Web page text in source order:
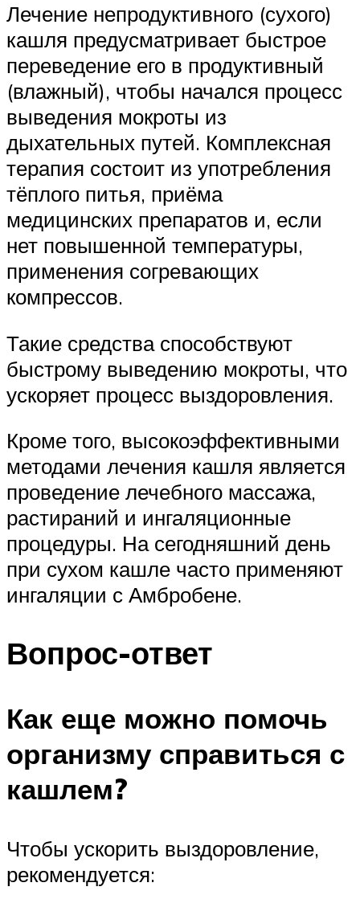
Лечение непродуктивного (сухого)
кашля предусматривает быстрое
переведение его в продуктивный
(влажный), чтобы начался процесс
выведения мокроты из
дыхательных путей. Комплексная
терапия состоит из употребления
тёплого питья, приёма
медицинских препаратов и, если
нет повышенной температуры,
применения согревающих
компрессов.
Такие средства способствуют
быстрому выведению мокроты, что
ускоряет процесс выздоровления.
Кроме того, высокоэффективными
методами лечения кашля является
проведение лечебного массажа,
растираний и ингаляционные
процедуры. На сегодняшний день
при сухом кашле часто применяют
ингаляции с Амбробене.
Вопрос-ответ
Как еще можно помочь
организму справиться с
кашлем?
Чтобы ускорить выздоровление,
рекомендуется: